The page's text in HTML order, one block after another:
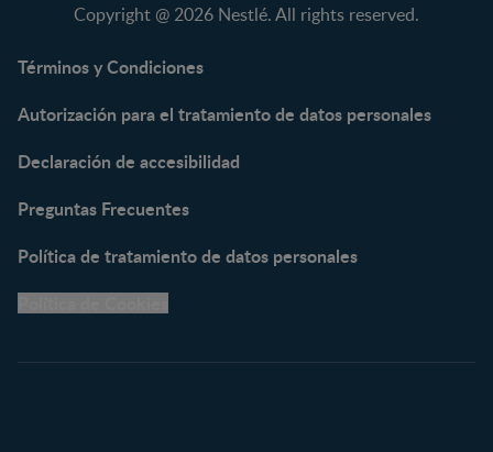
NAN® Optipro® 3
NAN® Supreme 3
NESTUM®
NESCARE®
Herramientas
Copyright @ 2026 Nestlé. All rights reserved.
Términos y Condiciones
Autorización para el tratamiento de datos personales
Declaración de accesibilidad
Preguntas Frecuentes
Política de tratamiento de datos personales